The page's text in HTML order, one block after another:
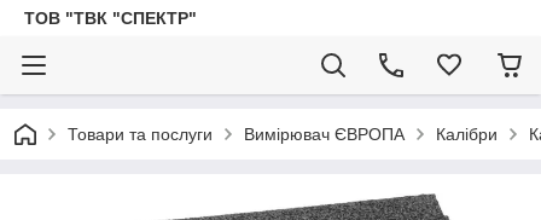
ТОВ "ТВК "СПЕКТР"
Товари та послуги Вимірювач ЄВРОПА Калібри